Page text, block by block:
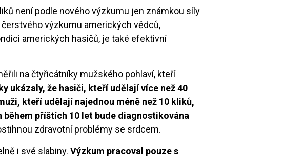
není podle nového výzkumu jen známkou síly
výzkumu amerických vědců,
amerických hasičů, je také efektivní
na čtyřicátníky mužského pohlaví, kteří
ukázaly, že hasiči, kteří udělají více než 40
kteří udělají najednou méně než 10 kliků,
příštích 10 let bude diagnostikována
zdravotní problémy se srdcem.
i své slabiny.Výzkum pracoval pouze s